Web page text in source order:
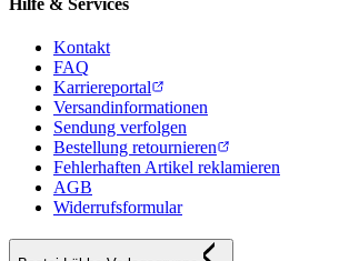
Kontakt
FAQ
Karriereportal
Versandinformationen
Sendung verfolgen
Bestellung retournieren
Fehlerhaften Artikel reklamieren
AGB
Widerrufsformular